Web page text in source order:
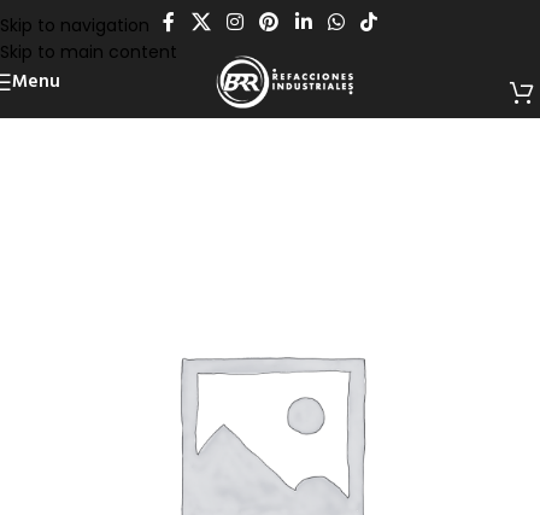
Skip to navigation
Skip to main content
Menu